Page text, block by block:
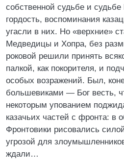
собственной судьбе и
гордость, воспоминания
угасли в них. Но «верхние»
Медведицы и Хопра, без
роковой решили принять
палкой, как покорителя, и
особых возражений. Был,
большевиками — Бог весть,
некоторым упованием
казачьих частей с фронта: в
Фронтовики рисовались
угрозой для
ждали…